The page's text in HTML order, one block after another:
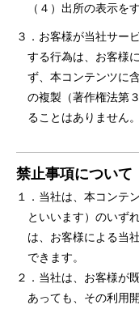
（４）出所の表⽰を
３．お客様が当社サー
する⾏為は、お客様
ず、本コンテンツに
の複製（著作権法第
ることはありません。
禁⽌事項について
１．当社は、本コンテ
といいます）のいず
は、お客様による当
できます。
２．当社は、お客様が
あっても、その利⽤